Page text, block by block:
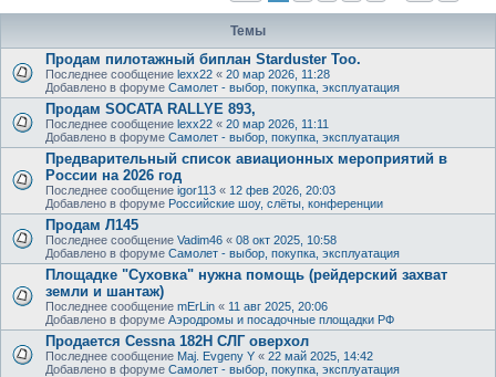
Темы
Продам пилотажный биплан Starduster Too.
Последнее сообщение lexx22 « 20 мар 2026, 11:28
Добавлено в форуме Самолет - выбор, покупка, эксплуатация
Продам SOCATA RALLYE 893,
Последнее сообщение lexx22 « 20 мар 2026, 11:11
Добавлено в форуме Самолет - выбор, покупка, эксплуатация
Предварительный список авиационных мероприятий в
России на 2026 год
Последнее сообщение igor113 « 12 фев 2026, 20:03
Добавлено в форуме Российские шоу, слёты, конференции
Продам Л145
Последнее сообщение Vadim46 « 08 окт 2025, 10:58
Добавлено в форуме Самолет - выбор, покупка, эксплуатация
Площадке "Суховка" нужна помощь (рейдерский захват
земли и шантаж)
Последнее сообщение mErLin « 11 авг 2025, 20:06
Добавлено в форуме Аэродромы и посадочные площадки РФ
Продается Cessna 182H СЛГ оверхол
Последнее сообщение Maj. Evgeny Y « 22 май 2025, 14:42
Добавлено в форуме Самолет - выбор, покупка, эксплуатация